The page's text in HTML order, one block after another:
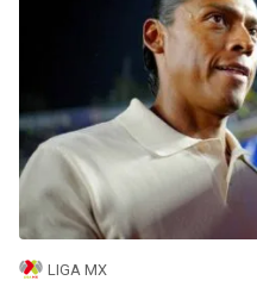
LIGA MX